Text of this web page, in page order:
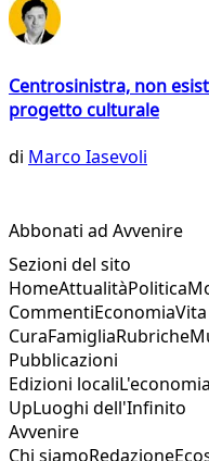
Centrosinistra, non
progetto culturale
di Marco Iasevoli
Abbonati ad Avvenire
Sezioni del sito
HomeAttualitàPolitica
CommentiEconomia
CuraFamigliaRubriche
Pubblicazioni
Edizioni locali
UpLuoghi dell'Infinito
Avvenire
Chi siamoRedazione